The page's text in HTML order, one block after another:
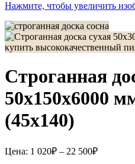
Нажмите, чтобы увеличить
Строганная
50x150x6000
(45х140)
Цена: 1 020₽ – 22 500₽Диапазон